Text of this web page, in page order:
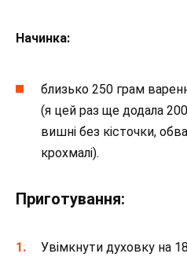
Начинка:
близько 250 грам
(я цей раз ще додала
вишні без кісточки,
крохмалі).
Приготування:
Увімкнути духовку на